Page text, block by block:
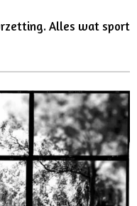
Alles wat sport